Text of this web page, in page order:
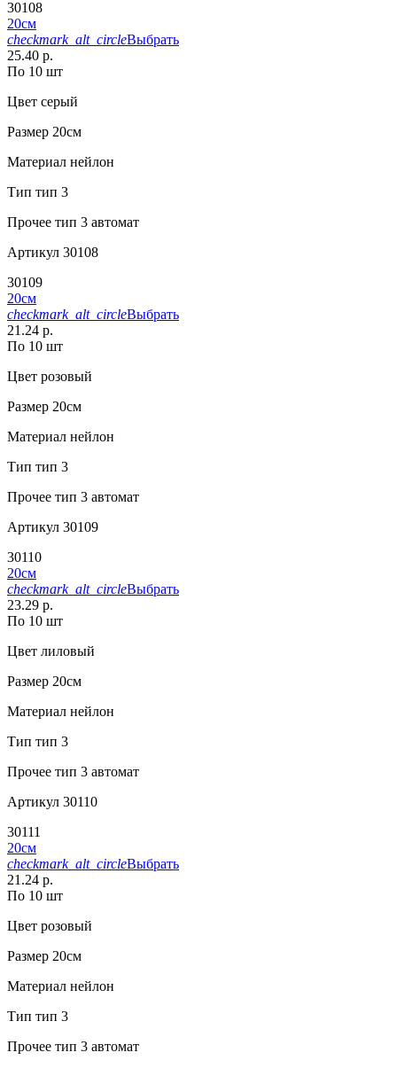
30108
20см
checkmark_alt_circleВыбрать
25.40 р.
По 10 шт
Цвет серый
Размер 20см
Материал нейлон
Тип тип 3
Прочее тип 3 автомат
Артикул 30108
30109
20см
checkmark_alt_circleВыбрать
21.24 р.
По 10 шт
Цвет розовый
Размер 20см
Материал нейлон
Тип тип 3
Прочее тип 3 автомат
Артикул 30109
30110
20см
checkmark_alt_circleВыбрать
23.29 р.
По 10 шт
Цвет лиловый
Размер 20см
Материал нейлон
Тип тип 3
Прочее тип 3 автомат
Артикул 30110
30111
20см
checkmark_alt_circleВыбрать
21.24 р.
По 10 шт
Цвет розовый
Размер 20см
Материал нейлон
Тип тип 3
Прочее тип 3 автомат